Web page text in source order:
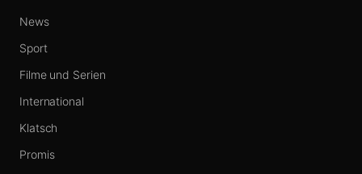
News
Sport
Filme und Serien
International
Klatsch
Promis